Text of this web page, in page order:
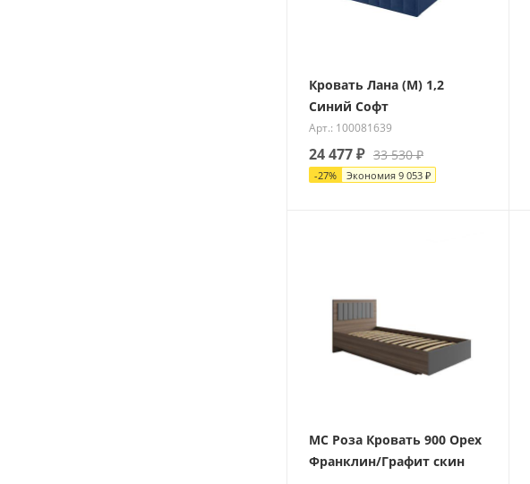
Кровать Лана (М) 1,2
Синий Софт
Арт.: 100081639
24 477₽ 33 530₽
-27% Экономия 9 053 ₽
МС Роза Кровать 900 Орех
Франклин/Графит скин